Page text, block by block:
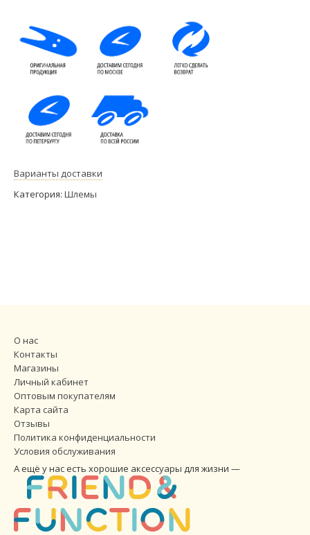
Варианты доставки
Категория: Шлемы
О нас
Контакты
Магазины
Личный кабинет
Оптовым покупателям
Карта сайта
Отзывы
Политика конфиденциальности
Условия обслуживания
А ещё у нас есть хорошие аксессуары для жизни —